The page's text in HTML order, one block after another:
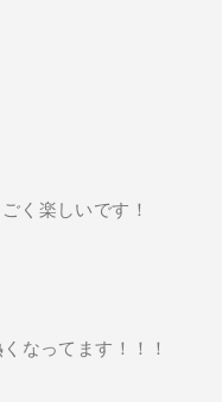
く楽しいです！
なってます！！！